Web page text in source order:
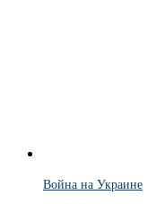
Война на Украине